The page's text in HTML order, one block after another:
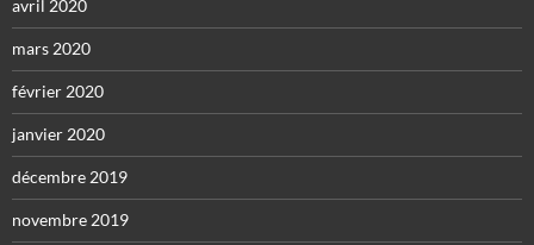
avril 2020
mars 2020
février 2020
janvier 2020
décembre 2019
novembre 2019